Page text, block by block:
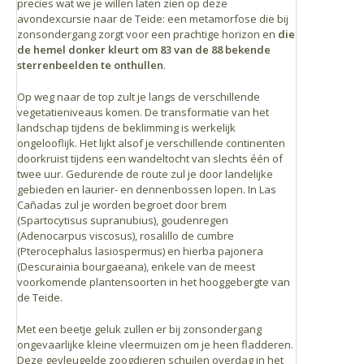
Een shot aardbeien-gazpacho
Waldorfsalade (walnoten, selderij, groene appel en
blauwschimmelkaas)
Traditionele caldo de millo (maissoep)
Briochebrood met gestoofde groenten en
kwarteleitjes
Chocoladetaart
Water, bier en koffie- en thee service
precies wat we je willen laten zien op deze
avondexcursie naar de Teide: een metamorfose die bij
zonsondergang zorgt voor een prachtige horizon en die
de hemel donker kleurt om 83 van de 88 bekende
sterrenbeelden te onthullen.
Op weg naar de top zult je langs de verschillende
vegetatieniveaus komen. De transformatie van het
landschap tijdens de beklimming is werkelijk
ongelooflijk. Het lijkt alsof je verschillende continenten
doorkruist tijdens een wandeltocht van slechts één of
twee uur. Gedurende de route zul je door landelijke
gebieden en laurier- en dennenbossen lopen. In Las
Cañadas zul je worden begroet door brem
(Spartocytisus supranubius), goudenregen
(Adenocarpus viscosus), rosalillo de cumbre
(Pterocephalus lasiospermus) en hierba pajonera
(Descurainia bourgaeana), enkele van de meest
voorkomende plantensoorten in het hooggebergte van
de Teide.
Met een beetje geluk zullen er bij zonsondergang
ongevaarlijke kleine vleermuizen om je heen fladderen.
Deze gevleugelde zoogdieren schuilen overdag in het